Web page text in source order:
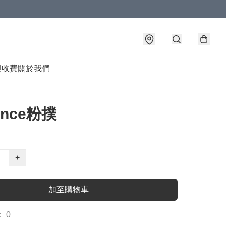
收費關於我們
粉撲
+
加至購物車
0